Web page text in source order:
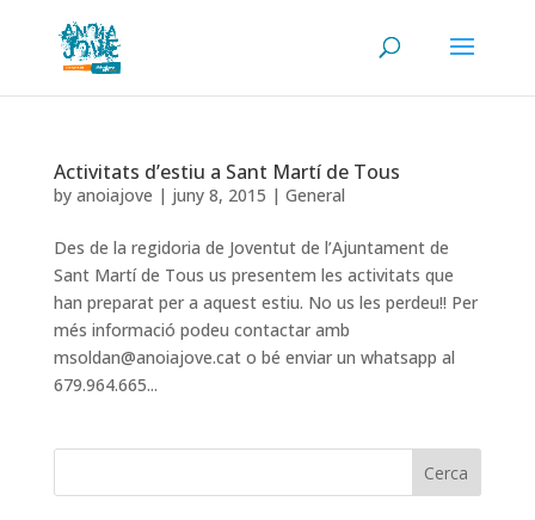
Activitats d’estiu a Sant Martí de Tous
by anoiajove | juny 8, 2015 | General
Des de la regidoria de Joventut de l’Ajuntament de
Sant Martí de Tous us presentem les activitats que
han preparat per a aquest estiu. No us les perdeu!! Per
més informació podeu contactar amb
msoldan@anoiajove.cat o bé enviar un whatsapp al
679.964.665...
Cerca